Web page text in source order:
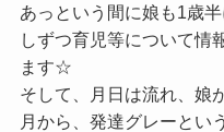
あっという間に娘も1歳
しずつ育児等について情
ます☆
そして、月日は流れ、娘
月から、発達グレーとい